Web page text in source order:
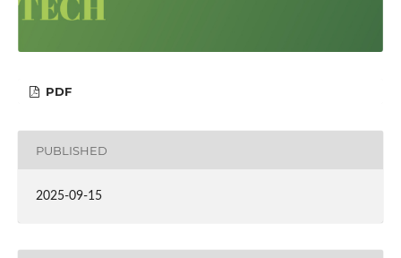
PDF
PUBLISHED
2025-09-15